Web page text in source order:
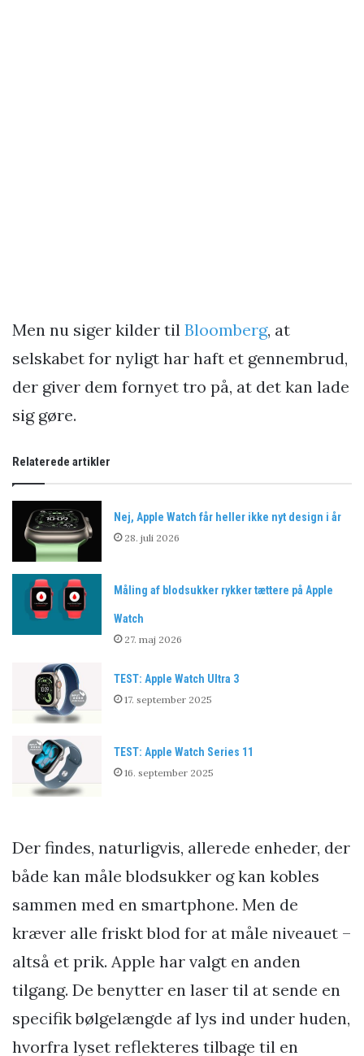
Men nu siger kilder til Bloomberg, at
selskabet for nyligt har haft et gennembrud,
der giver dem fornyet tro på, at det kan lade
sig gøre.
Relaterede artikler
Nej, Apple Watch får heller ikke nyt design i år
28. juli 2026
Måling af blodsukker rykker tættere på Apple
Watch
27. maj 2026
TEST: Apple Watch Ultra 3
17. september 2025
TEST: Apple Watch Series 11
16. september 2025
Der findes, naturligvis, allerede enheder, der
både kan måle blodsukker og kan kobles
sammen med en smartphone. Men de
kræver alle friskt blod for at måle niveauet –
altså et prik. Apple har valgt en anden
tilgang. De benytter en laser til at sende en
specifik bølgelængde af lys ind under huden,
hvorfra lyset reflekteres tilbage til en